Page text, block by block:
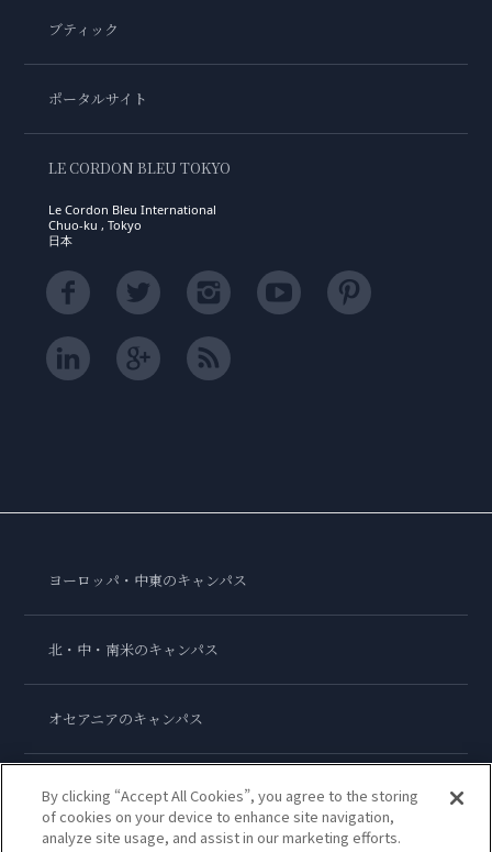
ブティック
ポータルサイト
LE CORDON BLEU TOKYO
Le Cordon Bleu International
Chuo-ku , Tokyo
日本
ヨーロッパ・中東のキャンパス
北・中・南米のキャンパス
オセアニアのキャンパス
アジアのキャンパス
By clicking “Accept All Cookies”, you agree to the storing
of cookies on your device to enhance site navigation,
analyze site usage, and assist in our marketing efforts.